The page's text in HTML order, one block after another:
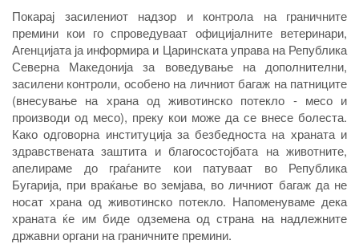
Покарај засилениот надзор и контрола на граничните
премини кои го спроведуваат официјалните ветеринари,
Агенцијата ја информира и Царинската управа на Република
Северна Македонија за воведување на дополнителни,
засилени контроли, особено на личниот багаж на патниците
(внесување на храна од животинско потекло - месо и
производи од месо), преку кои може да се внесе болеста.
Како одговорна институција за безбедноста на храната и
здравствената заштита и благосостојбата на животните,
апелираме до граѓаните кои патуваат во Република
Бугарија, при враќање во земјава, во личниот багаж да не
носат храна од животинско потекло. Напоменуваме дека
храната ќе им биде одземена од страна на надлежните
државни органи на граничните премини.